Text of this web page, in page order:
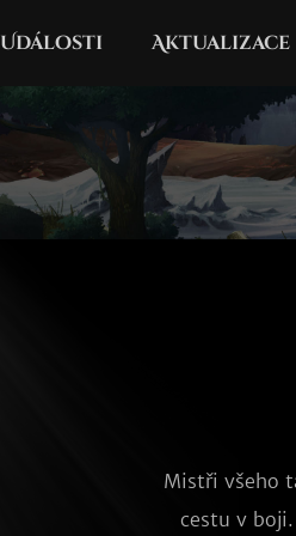
Události Aktualizace
Mistři všeho
cestu v